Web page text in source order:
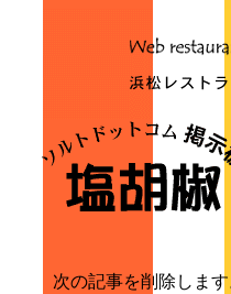
次の記事を削除します